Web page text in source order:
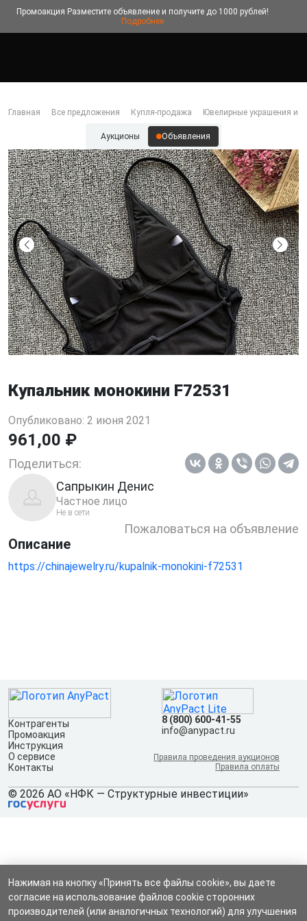
Промоакция Разместите объявление и получите до 1000 рублей!
Подробнее
Главная Все предложения Купля-продажа Ювелирные украшения и
Аукционы Объявления
Купальник монокини F72531
Опубликовано: 2 июня 2021
961,00 ₽
Поделиться:
Сапрыкин Денис
Частное лицо
Не в сети
Пожаловаться на объявление
Описание
https://chinajewelry.ru/kupalnik-monokini-f72531
Контрагенты
Промоакция
Инструкция
О сервисе
Контакты
8 (800) 600-41-55
info@anypact.ru
Правила проведения аукционов
Правила оплаты
© 2026 АО «НФК — Структурные инвестиции»
Нажимая на кнопку «Принять все файлы cookie», вы даете
согласие на использование файлов cookie сторонних
производителей (или аналогичных технологий) для улучшения